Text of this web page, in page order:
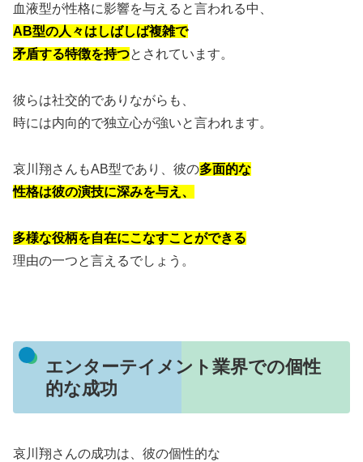
血液型が性格に影響を与えると言われる中、
AB型の人々はしばしば複雑で
矛盾する特徴を持つとされています。
彼らは社交的でありながらも、
時には内向的で独立心が強いと言われます。
哀川翔さんもAB型であり、彼の多面的な
性格は彼の演技に深みを与え、
多様な役柄を自在にこなすことができる
理由の一つと言えるでしょう。
エンターテイメント業界での個性
的な成功
哀川翔さんの成功は、彼の個性的な